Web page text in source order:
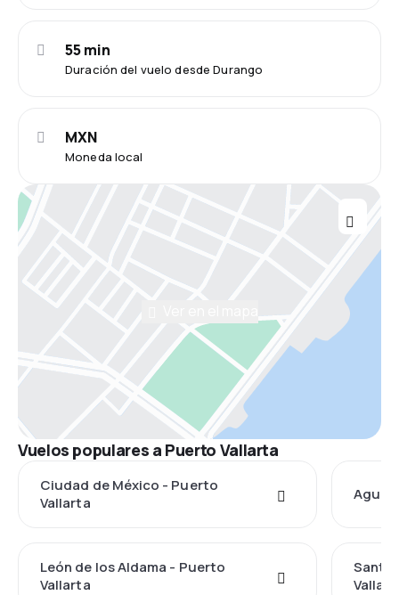
Duración del vuelo desde Durango
55 min
Moneda local
MXN
Vuelos populares a Puerto Vallarta
Ciudad de México - Puerto
Vallarta
León de los Aldama - Puerto
Vallarta